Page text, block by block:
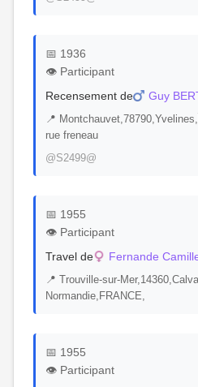
📅 1936
👁️ Participant
Recensement de
Guy
📍
rue freneau
@S2499@
📅 1955
👁️ Participant
Travel de
Fernande
📍 Trouville-sur-
Normandie,FRANCE,
📅 1955
👁️ Participant